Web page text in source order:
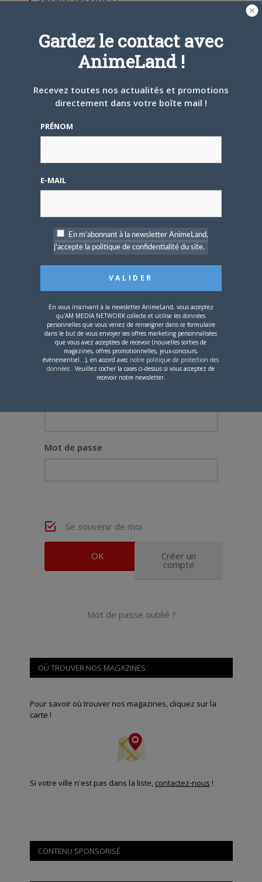
4 JUILLET 2026 0
[Entretien] Mokochan : «
Lors des prémices du
mieux le manga
originel.»
MVM le 9 DÉCEMBRE 2014 12 H 11 MIN
ho hâte de voir ce que sa va donné ^^
commentaire.
Mot de passe
Se souvenir de moi
Créer un
compte
Mot de passe oublié ?
OÙ TROUVER NOS MAGAZINES
Pour savoir où trouver nos magazines, cliquez sur la
carte !
Si votre ville n'est pas dans la liste, contactez-nous !
CONTENU SPONSORISÉ
Gardez le contact avec
AnimeLand !
Recevez toutes nos actualités et promotions
directement dans votre boîte mail !
PRÉNOM
E-MAIL
En m'abonnant à la newsletter AnimeLand,
j'accepte la politique de confidentialité du site.
En vous inscrivant à la newsletter AnimeLand, vous acceptez
qu'AM MEDIA NETWORK collecte et utilise les données
personnelles que vous venez de renseigner dans ce formulaire
dans le but de vous envoyer ses offres marketing personnalisées
que vous avez acceptées de recevoir (nouvelles sorties de
magazines, offres promotionnelles, jeux-concours,
événementiel...), en accord avec notre politique de protection des
données . Veuillez cocher la cases ci-dessus si vous acceptez de
recevoir notre newsletter.